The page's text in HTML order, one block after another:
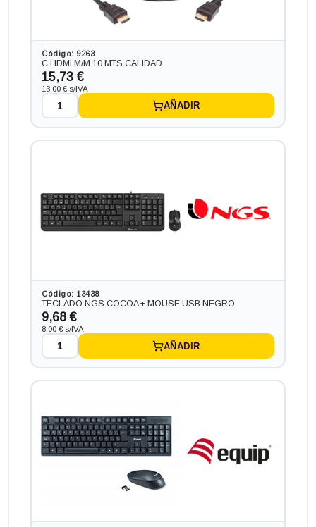
Código: 9263
C HDMI M/M 10 MTS CALIDAD
15,73 €
13,00 € s/IVA
AÑADIR
Código: 13438
TECLADO NGS COCOA + MOUSE USB NEGRO
9,68 €
8,00 € s/IVA
AÑADIR